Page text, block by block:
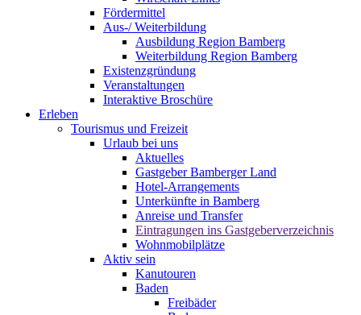
Fördermittel
Aus-/ Weiterbildung
Ausbildung Region Bamberg
Weiterbildung Region Bamberg
Existenzgründung
Veranstaltungen
Interaktive Broschüre
Erleben
Tourismus und Freizeit
Urlaub bei uns
Aktuelles
Gastgeber Bamberger Land
Hotel-Arrangements
Unterkünfte in Bamberg
Anreise und Transfer
Eintragungen ins Gastgeberverzeichnis
Wohnmobilplätze
Aktiv sein
Kanutouren
Baden
Freibäder